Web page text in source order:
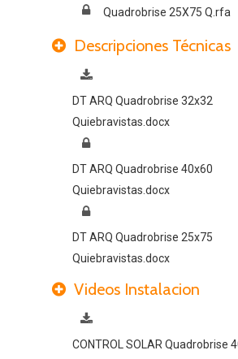
Quadrobrise 25X75 Q.rfa
Descripciones Técnicas
DT ARQ Quadrobrise 32x32
Quiebravistas.docx
DT ARQ Quadrobrise 40x60
Quiebravistas.docx
DT ARQ Quadrobrise 25x75
Quiebravistas.docx
Videos Instalacion
CONTROL SOLAR Quadrobrise